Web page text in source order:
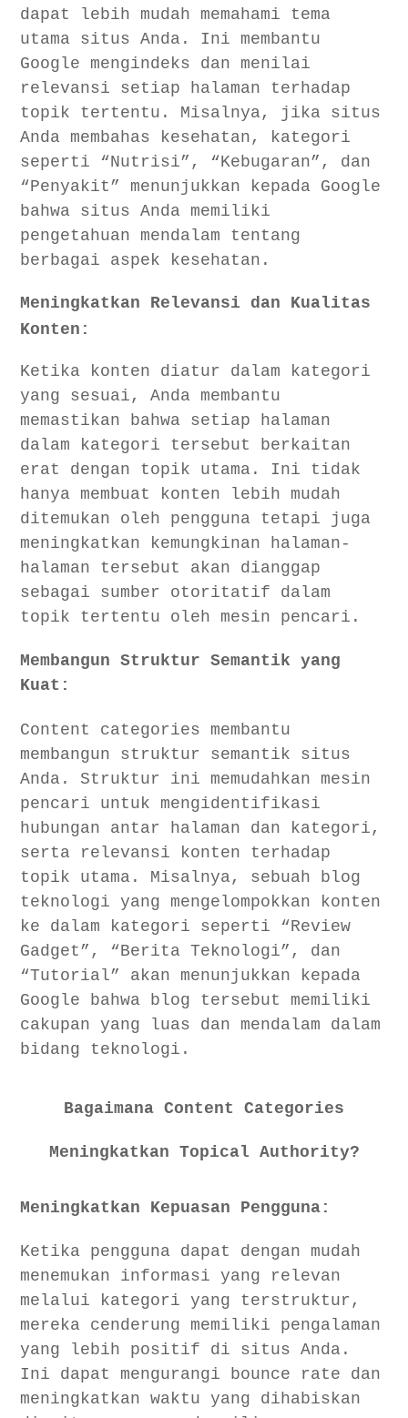
dapat lebih mudah memahami tema
utama situs Anda. Ini membantu
Google mengindeks dan menilai
relevansi setiap halaman terhadap
topik tertentu. Misalnya, jika situs
Anda membahas kesehatan, kategori
seperti “Nutrisi”, “Kebugaran”, dan
“Penyakit” menunjukkan kepada Google
bahwa situs Anda memiliki
pengetahuan mendalam tentang
berbagai aspek kesehatan.
Meningkatkan Relevansi dan Kualitas
Konten:
Ketika konten diatur dalam kategori
yang sesuai, Anda membantu
memastikan bahwa setiap halaman
dalam kategori tersebut berkaitan
erat dengan topik utama. Ini tidak
hanya membuat konten lebih mudah
ditemukan oleh pengguna tetapi juga
meningkatkan kemungkinan halaman-
halaman tersebut akan dianggap
sebagai sumber otoritatif dalam
topik tertentu oleh mesin pencari.
Membangun Struktur Semantik yang
Kuat:
Content categories membantu
membangun struktur semantik situs
Anda. Struktur ini memudahkan mesin
pencari untuk mengidentifikasi
hubungan antar halaman dan kategori,
serta relevansi konten terhadap
topik utama. Misalnya, sebuah blog
teknologi yang mengelompokkan konten
ke dalam kategori seperti “Review
Gadget”, “Berita Teknologi”, dan
“Tutorial” akan menunjukkan kepada
Google bahwa blog tersebut memiliki
cakupan yang luas dan mendalam dalam
bidang teknologi.
Bagaimana Content Categories
Meningkatkan Topical Authority?
Meningkatkan Kepuasan Pengguna:
Ketika pengguna dapat dengan mudah
menemukan informasi yang relevan
melalui kategori yang terstruktur,
mereka cenderung memiliki pengalaman
yang lebih positif di situs Anda.
Ini dapat mengurangi bounce rate dan
meningkatkan waktu yang dihabiskan